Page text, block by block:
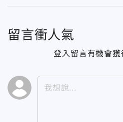
留言衝人氣
登入留言有機會獲